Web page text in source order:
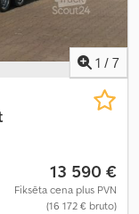
1 / 7
13 590 €
Fiksēta cena plus PVN
(16 172 € bruto)